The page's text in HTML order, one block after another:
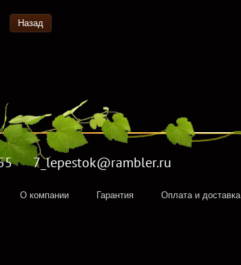
Назад
О компании Гарантия Оплата и доставка
7_lepestok@rambler.ru